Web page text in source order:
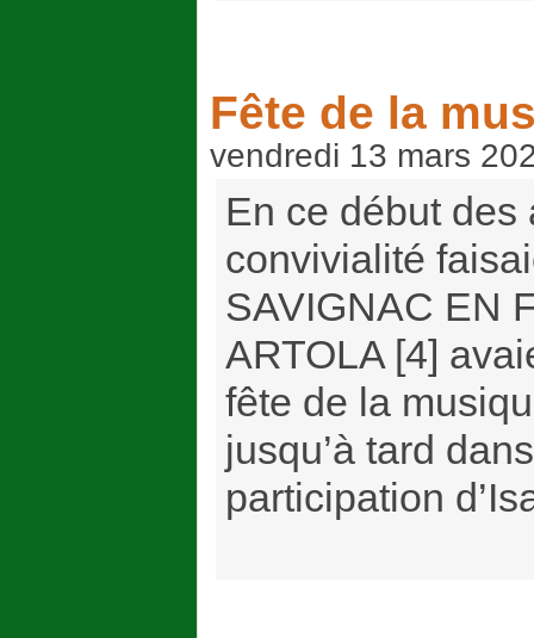
Fête de la
vendredi 13 mars
En ce début des
convivialité
SAVIGNAC EN
ARTOLA [4]
fête de la
jusqu’à tard
participation